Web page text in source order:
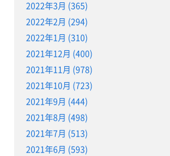
2022年3月 (365)
2022年2月 (294)
2022年1月 (310)
2021年12月 (400)
2021年11月 (978)
2021年10月 (723)
2021年9月 (444)
2021年8月 (498)
2021年7月 (513)
2021年6月 (593)